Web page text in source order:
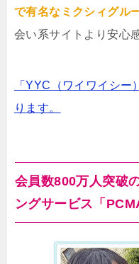
で有名なミクシィグル
会い系サイトより安心
「YYC（ワイワイシ
ります。
会員数800万人突破
ングサービス「